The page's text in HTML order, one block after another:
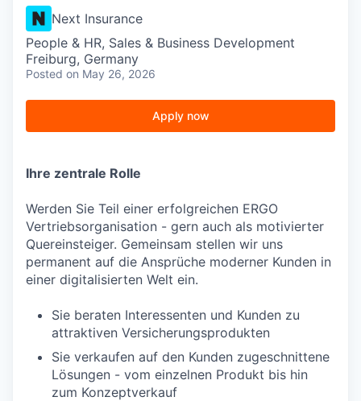
Next Insurance
People & HR, Sales & Business Development
Freiburg, Germany
Posted on May 26, 2026
Apply now
Ihre zentrale Rolle
Werden Sie Teil einer erfolgreichen ERGO
Vertriebsorganisation - gern auch als motivierter
Quereinsteiger. Gemeinsam stellen wir uns
permanent auf die Ansprüche moderner Kunden in
einer digitalisierten Welt ein.
Sie beraten Interessenten und Kunden zu
attraktiven Versicherungsprodukten
Sie verkaufen auf den Kunden zugeschnittene
Lösungen - vom einzelnen Produkt bis hin
zum Konzeptverkauf